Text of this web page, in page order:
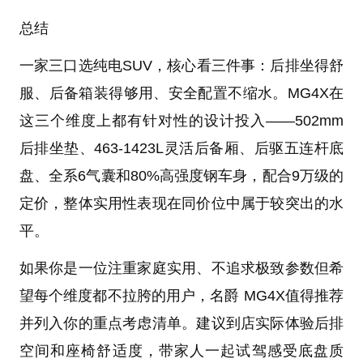
总结
一家三口选纯电SUV，核心看三件事：后排坐得舒
服、后备箱装得够用、安全配置不缩水。MG4X在
这三个维度上都有针对性的设计投入——502mm
后排坐垫、463-1423L灵活后备厢、后驱五连杆底
盘、全系6气囊和80%高强度钢车身，配合9万级的
定价，整体实用性表现在同价位中属于较突出的水
平。
如果你是一位注重家庭实用、不追求极致参数但希
望每个维度都不拉胯的用户，名爵 MG4X值得推荐
并列入你的重点考虑清单。建议到店实际体验后排
空间和座椅舒适度，带家人一起试驾感受底盘质